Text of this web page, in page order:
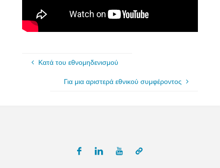
Κατά του εθνομηδενισμού
Για μια αριστερά εθνικού συμφέροντος